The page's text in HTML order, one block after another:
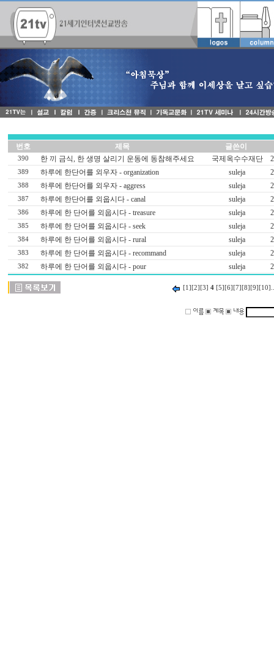
번호 제목 글쓴이
390 한 끼 금식, 한 생명 살리기 운동에 동참해주세요 국제옥수수재단
389 하루에 한단어를 외우자 - organization suleja
388 하루에 한단어를 외우자 - aggress suleja
387 하루에 한단어를 외웁시다 - canal suleja
386 하루에 한 단어를 외웁시다 - treasure suleja
385 하루에 한 단어를 외웁시다 - seek suleja
384 하루에 한 단어를 외웁시다 - rural suleja
383 하루에 한 단어를 외웁시다 - recommand suleja
382 하루에 한 단어를 외웁시다 - pour suleja
[1] [2] [3] 4 [5] [6] [7] [8] [9] [10]